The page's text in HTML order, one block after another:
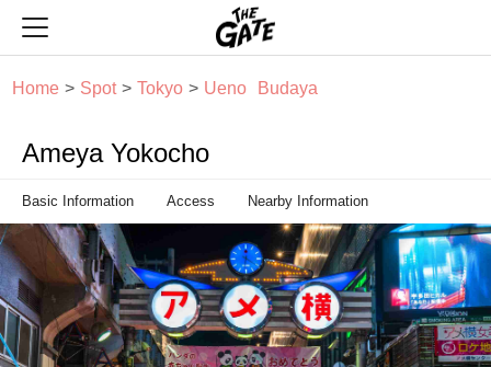
Home Spot Tokyo Ueno Budaya
Ameya Yokocho
Basic Information Access Nearby Information